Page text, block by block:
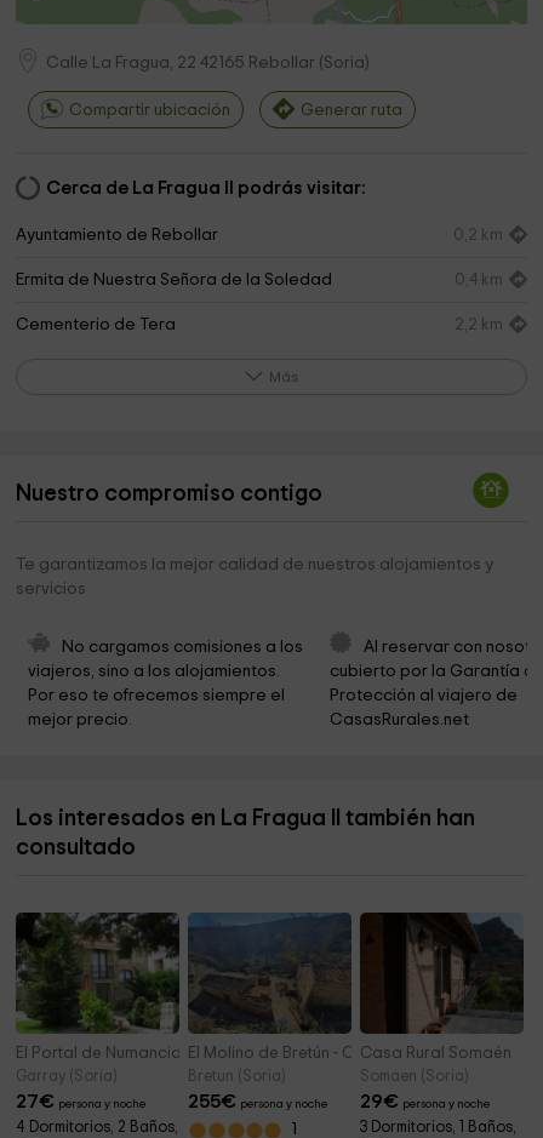
Calle La Fragua, 22 42165 Rebollar (Soria)
Compartir ubicación Generar ruta
Cerca de La Fragua II podrás visitar:
Ayuntamiento de Rebollar 0,2 km
Ermita de Nuestra Señora de la Soledad 0,4 km
Cementerio de Tera 2,2 km
Iglesia Parrioquial de Nuestra Señora del Carmen
Cementerio 4,1 km
Ermita de San Martín
Dolmen de San Gregorio
Cementerio
Ayuntamiento de Villar del Ala 4,9 km
Iglesia de Santa Lucía 4,9 km
Más
Nuestro compromiso contigo
Te garantizamos la mejor calidad de nuestros alojamientos y
servicios
No cargamos comisiones a los
viajeros, sino a los alojamientos.
Por eso te ofrecemos siempre el
mejor precio.
Al reservar con
cubierto por la Garantía
Protección al viajero de
CasasRurales.net
Los interesados en La Fragua II también han
consultado
El Portal de Numancia I
Garray (Soria)
27€ persona y noche
4 Dormitorios, 2 Baños,
El Molino de Bretún - Casa Garduña
Bretun (Soria)
255€ persona y noche
Casa Rural Somaén
Somaen (Soria)
29€ persona y noche
3 Dormitorios, 1 Baños,